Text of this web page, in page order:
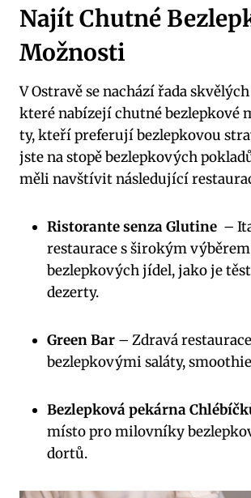
Najít ​Chutné
Možnosti
V ⁣Ostravě se nachází řada
‌které nabízejí chutné bezlepkové⁤
ty, kteří preferují⁤ bezlepkovou
jste⁢ na‍ stopě bezlepkových
měli navštívit následující⁢
Ristorante senza Glutine
–
restaurace s ‍širokým výběrem
bezlepkových jídel, jako ​je
dezerty.
Green Bar – Zdravá‌
bezlepkovými ‌saláty,
Bezlepková ⁣pekárna
‍místo pro milovníky
dortů.